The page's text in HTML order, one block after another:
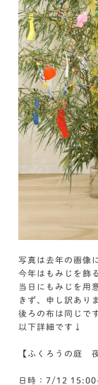
写真は去年の画像
今年はもみじを飾
当日にもみじを用
きず、申し訳あり
後ろの布は同じで
以下詳細です↓
【ふくろうの庭
日時：7/12